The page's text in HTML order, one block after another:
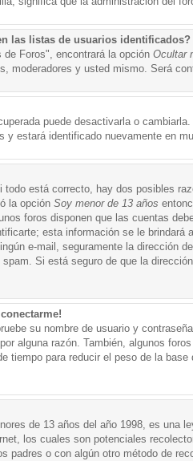
las listas de usuarios identificados?
de Foros", encontrará la opción Ocultar
moderadores y usted mismo. Será
puede desactivarla o
y estará identificado nuevamente en
está correcto, hay dos posibles
la opción Soy menor de 13 años
foros disponen que las cuentas
esta información se le brindará
e-mail, seguramente la dirección
Si está seguro de que la
su nombre de usuario y
alguna razón. También, algunos
tiempo para reducir el peso de la
de 13 años del año 1998, es una
los cuales son potenciales
padres o con algún otro método de